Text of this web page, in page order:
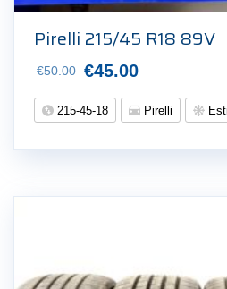
Pirelli 215/45 R18 89V
€50.00 Il
prezzo
originale
era:
€45.00Il
prezzo
attuale
è:
215-45-18 Pirelli